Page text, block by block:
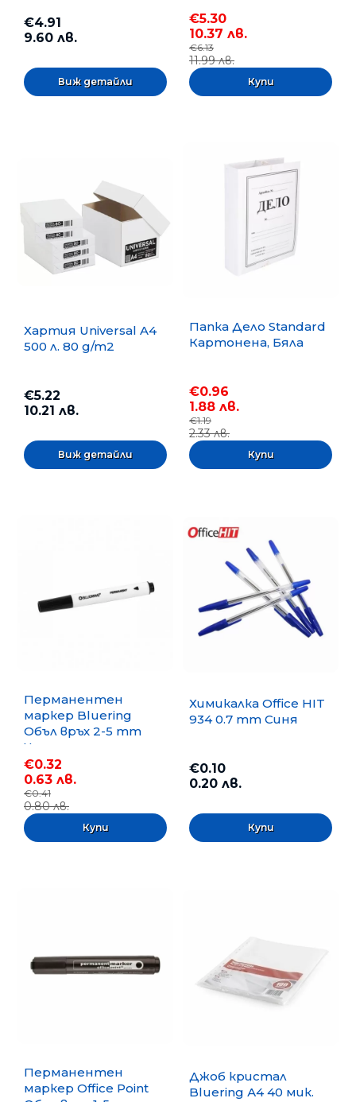
€4.91
9.60 лв.
Виж детайли
€5.30
10.37 лв.
€6.13
11.99 лв.
Хартия Universal A4
500 л. 80 g/m2
€5.22
10.21 лв.
Виж детайли
Папка Дело Standard
Картонена, Бяла
€0.96
1.88 лв.
€1.19
2.33 лв.
Перманентен
маркер Bluering
Объл връх 2-5 mm
Черен
€0.32
0.63 лв.
€0.41
0.80 лв.
Химикалка Office HIT
934 0.7 mm Синя
€0.10
0.20 лв.
Перманентен
маркер Office Point
Джоб кристал
Bluering А4 40 мик.